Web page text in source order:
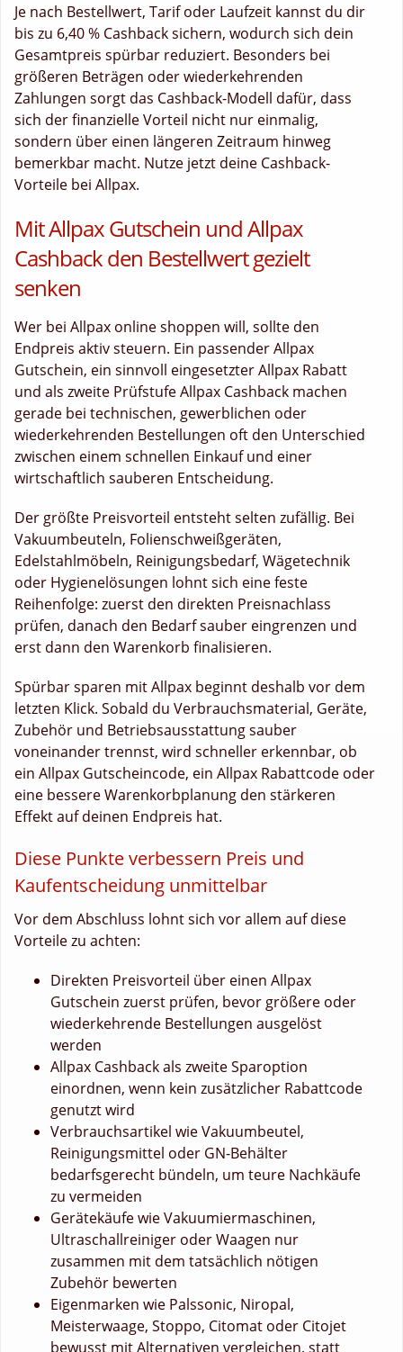
Je nach Bestellwert, Tarif oder Laufzeit kannst du dir
bis zu 6,40 % Cashback sichern, wodurch sich dein
Gesamtpreis spürbar reduziert. Besonders bei
größeren Beträgen oder wiederkehrenden
Zahlungen sorgt das Cashback-Modell dafür, dass
sich der finanzielle Vorteil nicht nur einmalig,
sondern über einen längeren Zeitraum hinweg
bemerkbar macht. Nutze jetzt deine Cashback-
Vorteile bei Allpax.
Mit Allpax Gutschein und Allpax
Cashback den Bestellwert gezielt
senken
Wer bei Allpax online shoppen will, sollte den
Endpreis aktiv steuern. Ein passender Allpax
Gutschein, ein sinnvoll eingesetzter Allpax Rabatt
und als zweite Prüfstufe Allpax Cashback machen
gerade bei technischen, gewerblichen oder
wiederkehrenden Bestellungen oft den Unterschied
zwischen einem schnellen Einkauf und einer
wirtschaftlich sauberen Entscheidung.
Der größte Preisvorteil entsteht selten zufällig. Bei
Vakuumbeuteln, Folienschweißgeräten,
Edelstahlmöbeln, Reinigungsbedarf, Wägetechnik
oder Hygienelösungen lohnt sich eine feste
Reihenfolge: zuerst den direkten Preisnachlass
prüfen, danach den Bedarf sauber eingrenzen und
erst dann den Warenkorb finalisieren.
Spürbar sparen mit Allpax beginnt deshalb vor dem
letzten Klick. Sobald du Verbrauchsmaterial, Geräte,
Zubehör und Betriebsausstattung sauber
voneinander trennst, wird schneller erkennbar, ob
ein Allpax Gutscheincode, ein Allpax Rabattcode oder
eine bessere Warenkorbplanung den stärkeren
Effekt auf deinen Endpreis hat.
Diese Punkte verbessern Preis und
Kaufentscheidung unmittelbar
Vor dem Abschluss lohnt sich vor allem auf diese
Vorteile zu achten:
Direkten Preisvorteil über einen Allpax
Gutschein zuerst prüfen, bevor größere oder
wiederkehrende Bestellungen ausgelöst
werden
Allpax Cashback als zweite Sparoption
einordnen, wenn kein zusätzlicher Rabattcode
genutzt wird
Verbrauchsartikel wie Vakuumbeutel,
Reinigungsmittel oder GN-Behälter
bedarfsgerecht bündeln, um teure Nachkäufe
zu vermeiden
Gerätekäufe wie Vakuumiermaschinen,
Ultraschallreiniger oder Waagen nur
zusammen mit dem tatsächlich nötigen
Zubehör bewerten
Eigenmarken wie Palssonic, Niropal,
Meisterwaage, Stoppo, Citomat oder Citojet
bewusst mit Alternativen vergleichen, statt